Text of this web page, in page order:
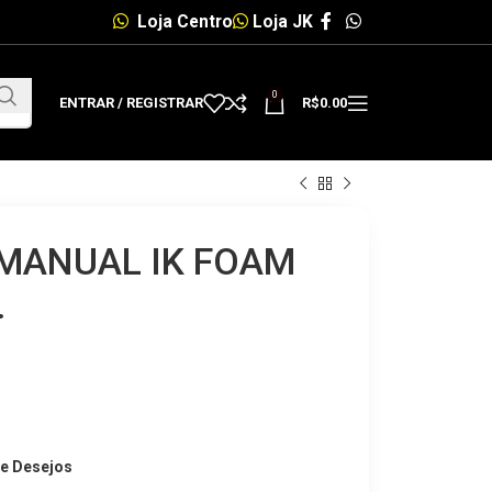
Loja Centro Loja JK
ENTRAR / REGISTRAR
0
R$0.00
IK FOAM
Desejos